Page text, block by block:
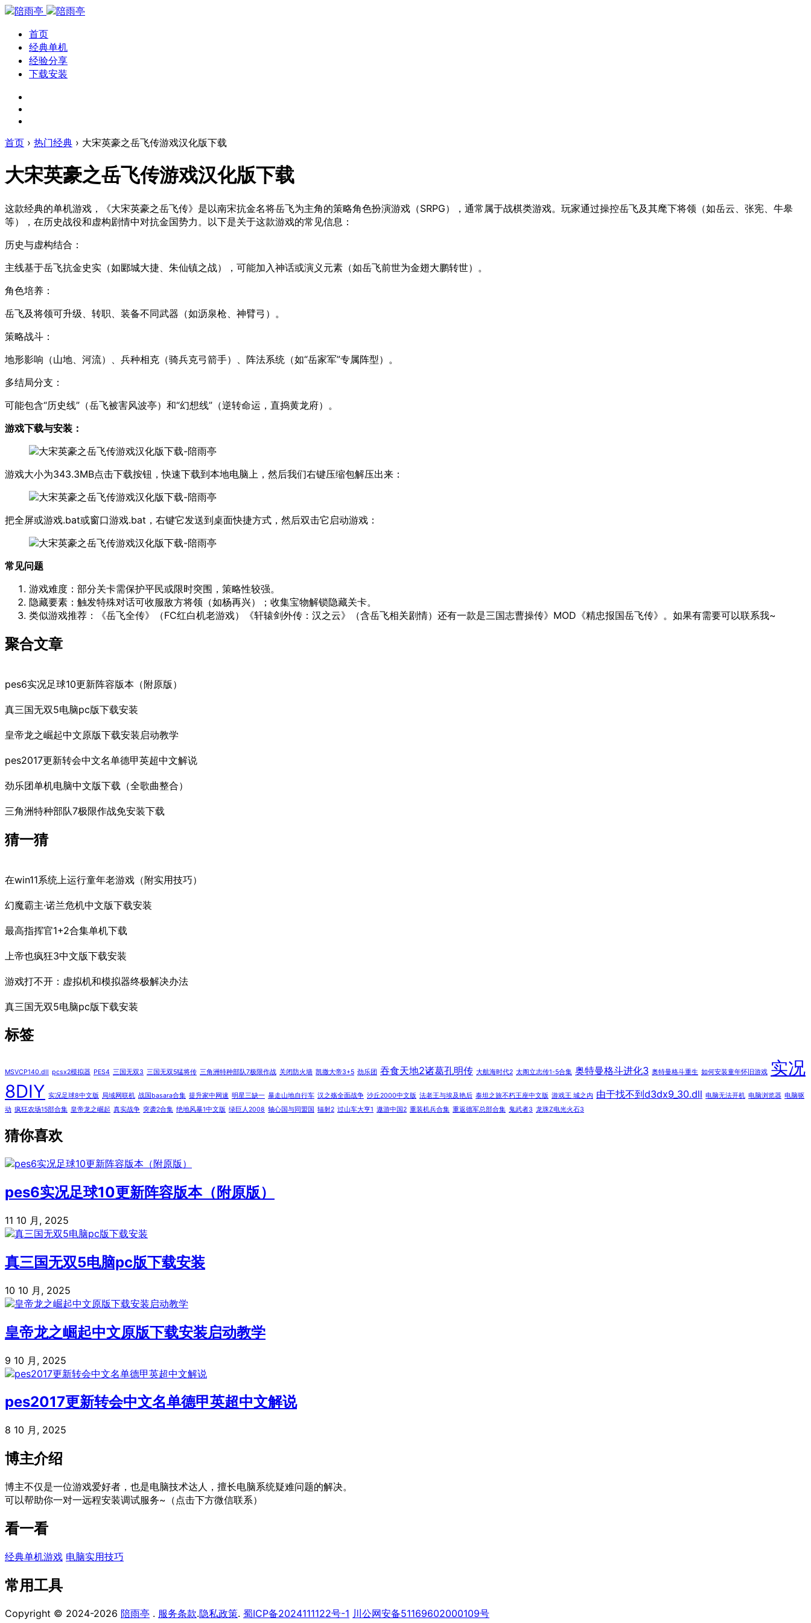
首页
经典单机
经验分享
下载安装
首页 › 热门经典 › 大宋英豪之岳飞传游戏汉化版下载
大宋英豪之岳飞传游戏汉化版下载
这款经典的单机游戏，《大宋英豪之岳飞传》是以南宋抗金名将岳飞为主角的策略角色扮演游戏（SRPG），通常属于战棋类游戏。玩家通过操控岳飞及其麾下将领（如岳云、张宪、牛皋
等），在历史战役和虚构剧情中对抗金国势力。以下是关于这款游戏的常见信息：
历史与虚构结合：
主线基于岳飞抗金史实（如郾城大捷、朱仙镇之战），可能加入神话或演义元素（如岳飞前世为金翅大鹏转世）。
角色培养：
岳飞及将领可升级、转职、装备不同武器（如沥泉枪、神臂弓）。
策略战斗：
地形影响（山地、河流）、兵种相克（骑兵克弓箭手）、阵法系统（如“岳家军”专属阵型）。
多结局分支：
可能包含“历史线”（岳飞被害风波亭）和“幻想线”（逆转命运，直捣黄龙府）。
游戏下载与安装：
游戏大小为343.3MB点击下载按钮，快速下载到本地电脑上，然后我们右键压缩包解压出来：
把全屏或游戏.bat或窗口游戏.bat，右键它发送到桌面快捷方式，然后双击它启动游戏：
常见问题
游戏难度：部分关卡需保护平民或限时突围，策略性较强。
隐藏要素：触发特殊对话可收服敌方将领（如杨再兴）；收集宝物解锁隐藏关卡。
类似游戏推荐：《岳飞全传》（FC红白机老游戏）《轩辕剑外传：汉之云》（含岳飞相关剧情）还有一款是三国志曹操传》MOD《精忠报国岳飞传》。如果有需要可以联系我~
聚合文章
pes6实况足球10更新阵容版本（附原版）
真三国无双5电脑pc版下载安装
皇帝龙之崛起中文原版下载安装启动教学
pes2017更新转会中文名单德甲英超中文解说
劲乐团单机电脑中文版下载（全歌曲整合）
三角洲特种部队7极限作战免安装下载
猜一猜
在win11系统上运行童年老游戏（附实用技巧）
幻魔霸主·诺兰危机中文版下载安装
最高指挥官1+2合集单机下载
上帝也疯狂3中文版下载安装
游戏打不开：虚拟机和模拟器终极解决办法
真三国无双5电脑pc版下载安装
标签
MSVCP140.dll pcsx2模拟器 PES4 三国无双3 三国无双5猛将传 三角洲特种部队7极限作战 关闭防火墙 凯撒大帝3+5 劲乐团 吞食天地2诸葛孔明传 大航海时代2 太阁立志传1-5合集 奥特曼格斗进化3 奥特曼格斗重生 如何安装童年怀旧游戏 实况
8DIY 实况足球8中文版 局域网联机 战国basara合集 提升家中网速 明星三缺一 暴走山地自行车 汉之殇全面战争 沙丘2000中文版 法老王与埃及艳后 泰坦之旅不朽王座中文版 游戏王 城之内 由于找不到d3dx9_30.dll 电脑无法开机 电脑浏览器 电脑驱
动 疯狂农场15部合集 皇帝龙之崛起 真实战争 突袭2合集 绝地风暴1中文版 绿巨人2008 轴心国与同盟国 辐射2 过山车大亨1 遨游中国2 重装机兵合集 重返德军总部合集 鬼武者3 龙珠Z电光火石3
猜你喜欢
pes6实况足球10更新阵容版本（附原版）
11 10 月, 2025
真三国无双5电脑pc版下载安装
10 10 月, 2025
皇帝龙之崛起中文原版下载安装启动教学
9 10 月, 2025
pes2017更新转会中文名单德甲英超中文解说
8 10 月, 2025
博主介绍
博主不仅是一位游戏爱好者，也是电脑技术达人，擅长电脑系统疑难问题的解决。
可以帮助你一对一远程安装调试服务~（点击下方微信联系）
看一看
经典单机游戏 电脑实用技巧
常用工具
Copyright © 2024-2026 陪雨亭 . 服务条款.隐私政策. 蜀ICP备2024111122号-1 川公网安备51169602000109号